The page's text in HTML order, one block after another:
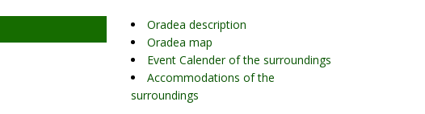
Oradea description
Oradea map
Event Calender of the surroundings
Accommodations of the
surroundings